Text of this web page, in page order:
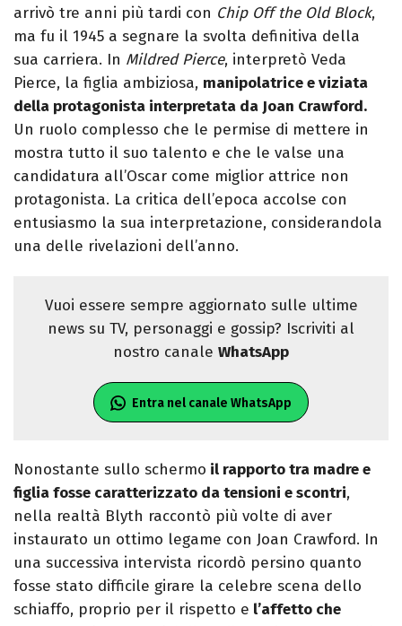
arrivò tre anni più tardi con Chip Off the Old Block,
ma fu il 1945 a segnare la svolta definitiva della
sua carriera. In Mildred Pierce, interpretò Veda
Pierce, la figlia ambiziosa, manipolatrice e viziata
della protagonista interpretata da Joan Crawford.
Un ruolo complesso che le permise di mettere in
mostra tutto il suo talento e che le valse una
candidatura all’Oscar come miglior attrice non
protagonista. La critica dell’epoca accolse con
entusiasmo la sua interpretazione, considerandola
una delle rivelazioni dell’anno.
Vuoi essere sempre aggiornato sulle ultime
news su TV, personaggi e gossip? Iscriviti al
nostro canale WhatsApp
Entra nel canale WhatsApp
Nonostante sullo schermo il rapporto tra madre e
figlia fosse caratterizzato da tensioni e scontri,
nella realtà Blyth raccontò più volte di aver
instaurato un ottimo legame con Joan Crawford. In
una successiva intervista ricordò persino quanto
fosse stato difficile girare la celebre scena dello
schiaffo, proprio per il rispetto e l’affetto che